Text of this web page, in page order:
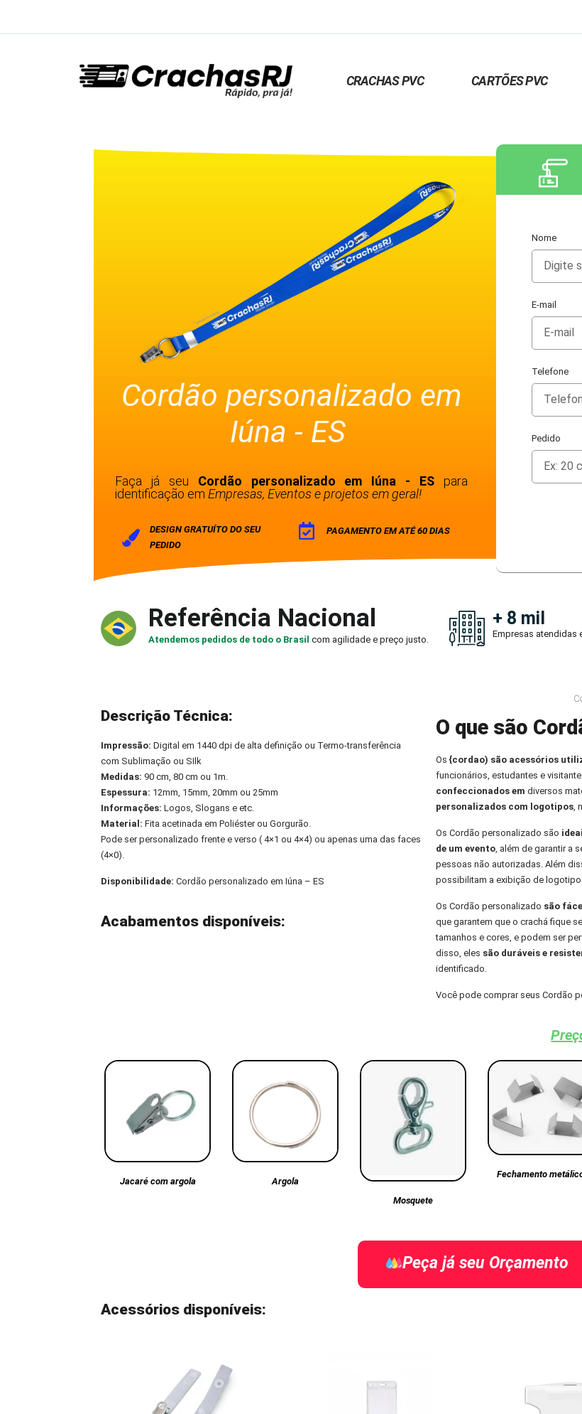
CRACHAS PVC CARTÕES PVC
Cordão personalizado em
Iúna - ES
Faça já seu Cordão personalizado em Iúna - ESpara
identificação emEmpresas, Eventos e projetos em geral!
DESIGN GRATUÍTO DO SEU
PEDIDO
PAGAMENTO EM ATÉ 60 DIAS
Nome
E-mail
Telefone
Pedido
Referência Nacional
Atendemos pedidos de todo o Brasilcom agilidade e preço justo.
+ 8 mil
Empresas atendidas
Descrição Técnica:
Impressão: Digital em 1440 dpi de alta definição ou Termo-transferência
com Sublimação ou SIlk
Medidas: 90 cm, 80 cm ou 1m.
Espessura: 12mm, 15mm, 20mm ou 25mm
Informações:Logos, Slogans e etc.
Material: Fita acetinada em Poliéster ou Gorgurão.
Pode ser personalizado frente e verso ( 4×1 ou 4×4) ou apenas uma das faces
(4×0).
Disponibilidade:Cordão personalizado em Iúna – ES
Acabamentos disponíveis:
O que são
Os {cordao) são acessórios
funcionários, estudantes e
confeccionados em diversos
personalizados com logotipos,
Os Cordão personalizado são
de um evento, além de garantir a
pessoas não autorizadas. Além
possibilitam a exibição de
Os Cordão personalizado são
que garantem que o crachá fique
tamanhos e cores, e podem ser
disso, eles são duráveis e
identificado.
Você pode comprar seus Cordão
Jacaré com argola
Argola
Mosquete
Fechamento
Peça já seu Orçamento
Acessórios disponíveis: